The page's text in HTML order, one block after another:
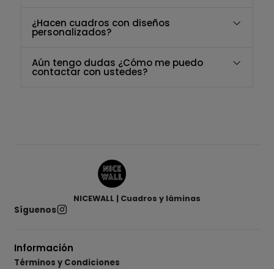
¿Hacen cuadros con diseños
personalizados?
Aún tengo dudas ¿Cómo me puedo
contactar con ustedes?
NICEWALL | Cuadros y láminas
Síguenos
Información
Términos y Condiciones